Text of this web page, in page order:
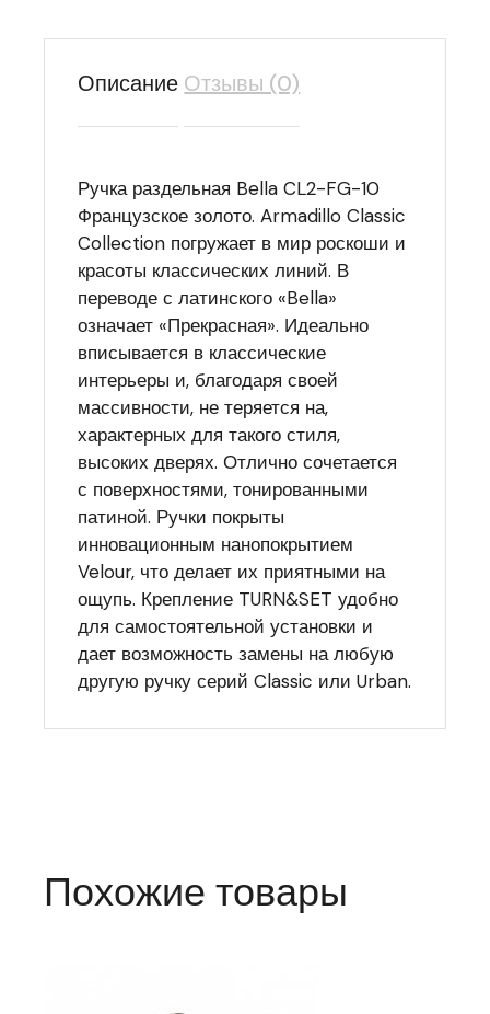
Описание Отзывы (0)
Ручка раздельная Bella CL2-FG-10
Французское золото. Armadillo Classic
Collection погружает в мир роскоши и
красоты классических линий. В
переводе с латинского «Bella»
означает «Прекрасная». Идеально
вписывается в классические
интерьеры и, благодаря своей
массивности, не теряется на,
характерных для такого стиля,
высоких дверях. Отлично сочетается
с поверхностями, тонированными
патиной. Ручки покрыты
инновационным нанопокрытием
Velour, что делает их приятными на
ощупь. Крепление TURN&SET удобно
для самостоятельной установки и
дает возможность замены на любую
другую ручку серий Classic или Urban.
Похожие товары